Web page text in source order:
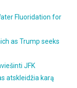
Fluoridation for
as Trump seeks
JFK
atskleidžia karą